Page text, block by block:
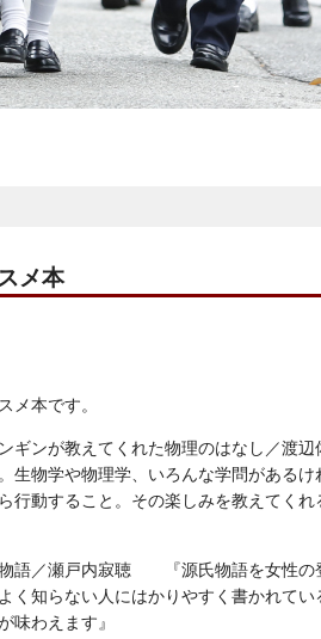
メ本
メ本です。
ギンが教えてくれた物理のはなし／渡
生物学や物理学、いろんな学問がある
行動すること。その楽しみを教えてく
語／瀬戸内寂聴 『源氏物語を女性の
く知らない人にはかりやすく書かれて
味わえます』